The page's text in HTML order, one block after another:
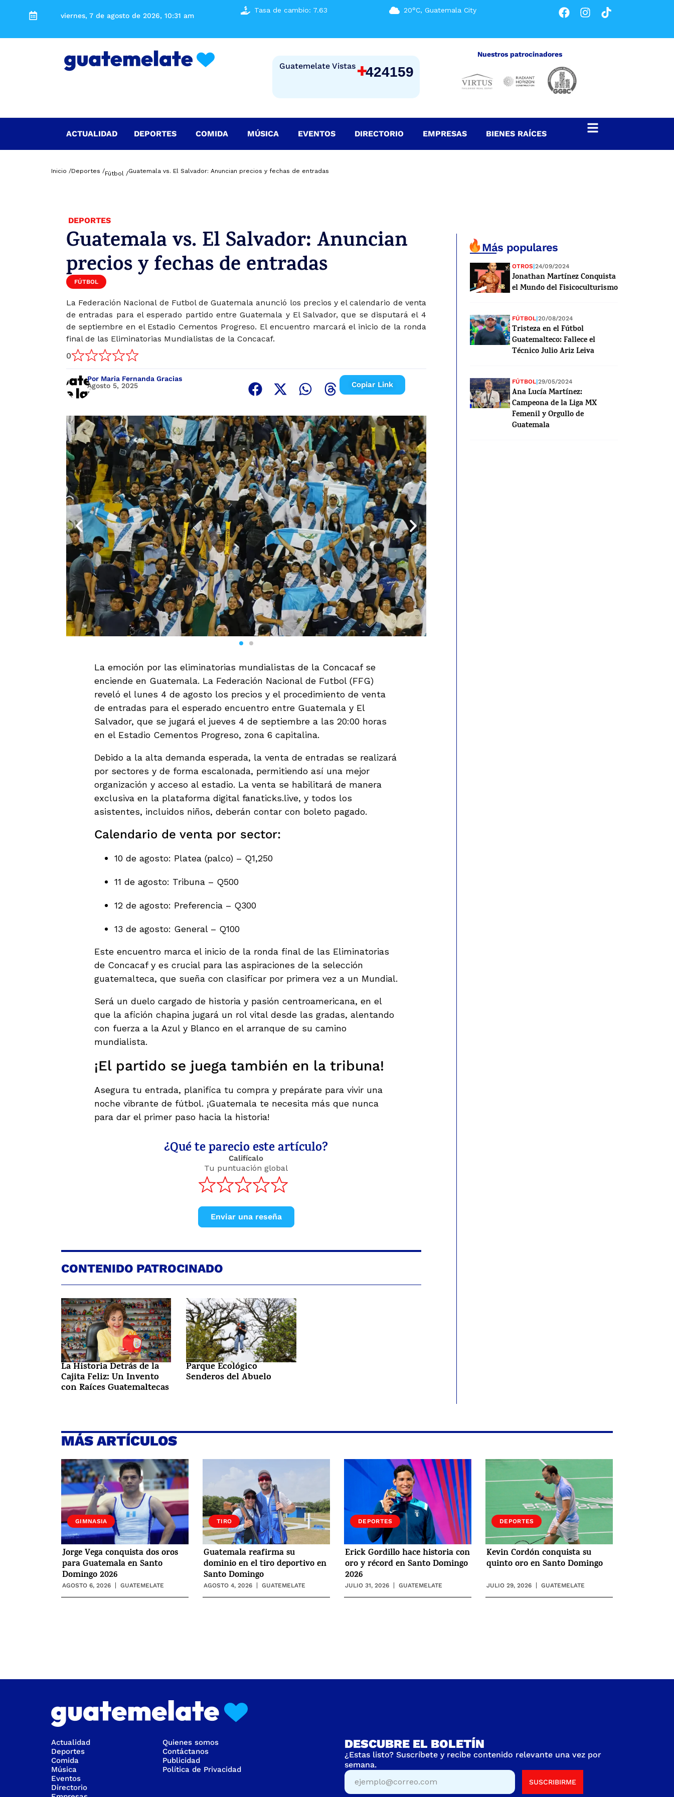
viernes, 7 de agosto de 2026, 10:31 am
Tasa de cambio: 7.63 20°C, Guatemala City
Guatemelate Vistas +424159
Nuestros patrocinadores
ACTUALIDAD DEPORTES COMIDA MÚSICA EVENTOS DIRECTORIO EMPRESAS BIENES RAÍCES
Inicio /Deportes /Fútbol /Guatemala vs. El Salvador: Anuncian precios y fechas de entradas
DEPORTES
Guatemala vs. El Salvador: Anuncian
precios y fechas de entradas
FÚTBOL
La Federación Nacional de Futbol de Guatemala anunció los precios y el calendario de venta
de entradas para el esperado partido entre Guatemala y El Salvador, que se disputará el 4
de septiembre en el Estadio Cementos Progreso. El encuentro marcará el inicio de la ronda
final de las Eliminatorias Mundialistas de la Concacaf.
0
Por Maria Fernanda Gracias
Agosto 5, 2025
Copiar Link
La emoción por las eliminatorias mundialistas de la Concacaf se
enciende en Guatemala. La Federación Nacional de Futbol (FFG)
reveló el lunes 4 de agosto los precios y el procedimiento de venta
de entradas para el esperado encuentro entre Guatemala y El
Salvador, que se jugará el jueves 4 de septiembre a las 20:00 horas
en el Estadio Cementos Progreso, zona 6 capitalina.
Debido a la alta demanda esperada, la venta de entradas se realizará
por sectores y de forma escalonada, permitiendo así una mejor
organización y acceso al estadio. La venta se habilitará de manera
exclusiva en la plataforma digital fanaticks.live, y todos los
asistentes, incluidos niños, deberán contar con boleto pagado.
Calendario de venta por sector:
10 de agosto: Platea (palco) – Q1,250
11 de agosto: Tribuna – Q500
12 de agosto: Preferencia – Q300
13 de agosto: General – Q100
Este encuentro marca el inicio de la ronda final de las Eliminatorias
de Concacaf y es crucial para las aspiraciones de la selección
guatemalteca, que sueña con clasificar por primera vez a un Mundial.
Será un duelo cargado de historia y pasión centroamericana, en el
que la afición chapina jugará un rol vital desde las gradas, alentando
con fuerza a la Azul y Blanco en el arranque de su camino
mundialista.
¡El partido se juega también en la tribuna!
Asegura tu entrada, planifica tu compra y prepárate para vivir una
noche vibrante de fútbol. ¡Guatemala te necesita más que nunca
para dar el primer paso hacia la historia!
¿Qué te parecio este artículo?
Califícalo
Tu puntuación global
Enviar una reseña
CONTENIDO PATROCINADO
La Historia Detrás de la
Cajita Feliz: Un Invento
con Raíces Guatemaltecas
Parque Ecológico
Senderos del Abuelo
Más populares
OTROS|24/09/2024
Jonathan Martínez Conquista
el Mundo del Fisicoculturismo
FÚTBOL|20/08/2024
Tristeza en el Fútbol
Guatemalteco: Fallece el
Técnico Julio Ariz Leiva
FÚTBOL|29/05/2024
Ana Lucía Martínez:
Campeona de la Liga MX
Femenil y Orgullo de
Guatemala
MÁS ARTÍCULOS
GIMNASIA
Jorge Vega conquista dos oros
para Guatemala en Santo
Domingo 2026
AGOSTO 6, 2026 GUATEMELATE
TIRO
Guatemala reafirma su
dominio en el tiro deportivo en
Santo Domingo
AGOSTO 4, 2026 GUATEMELATE
DEPORTES
Erick Gordillo hace historia con
oro y récord en Santo Domingo
2026
JULIO 31, 2026 GUATEMELATE
DEPORTES
Kevin Cordón conquista su
quinto oro en Santo Domingo
JULIO 29, 2026 GUATEMELATE
Actualidad
Deportes
Comida
Música
Eventos
Directorio
Quienes somos
Contáctanos
Publicidad
Política de Privacidad
DESCUBRE EL BOLETÍN
¿Estas listo? Suscríbete y recibe contenido relevante una vez por
semana.
SUSCRIBIRME